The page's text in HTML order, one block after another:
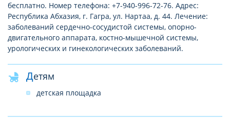
бесплатно. Номер телефона: +7-940-996-72-76. Адрес:
Республика Абхазия, г. Гагра, ул. Нартаа, д. 44. Лечение:
заболеваний сердечно-сосудистой системы, опорно-
двигательного аппарата, костно-мышечной системы,
урологических и гинекологических заболеваний.
Детям
детская площадка